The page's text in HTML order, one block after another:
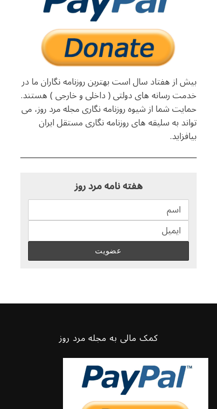
بیش از هفتاد سال است بهترین روزنامه نگاران ما در
خدمت رسانه های دولتی ( داخلی و خارجی ) هستند.
حمایت شما از شیوه روزنامه نگاری مجله مرد روز، می
تواند به سلیقه های روزنامه نگاری مستقل ایران
بیافزاید.
هفته نامه مرد روز
کمک مالی به مجله مرد روز